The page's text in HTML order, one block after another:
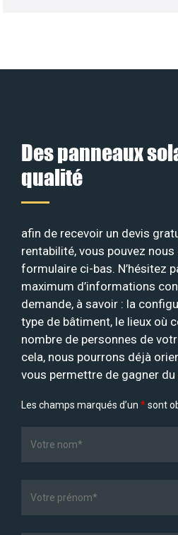
Des panneaux
qualité
afin de recevoir un devis
rentabilité, vous pouvez
formulaire ci-bas. N’hésitez
maximum d’informations
demande, à savoir : la
type de bâtiment, le lieux où
nombre de personnes de
cela, nous pourrons déjà
vous permettre de gagner du
Les champs marqués d’un *sont